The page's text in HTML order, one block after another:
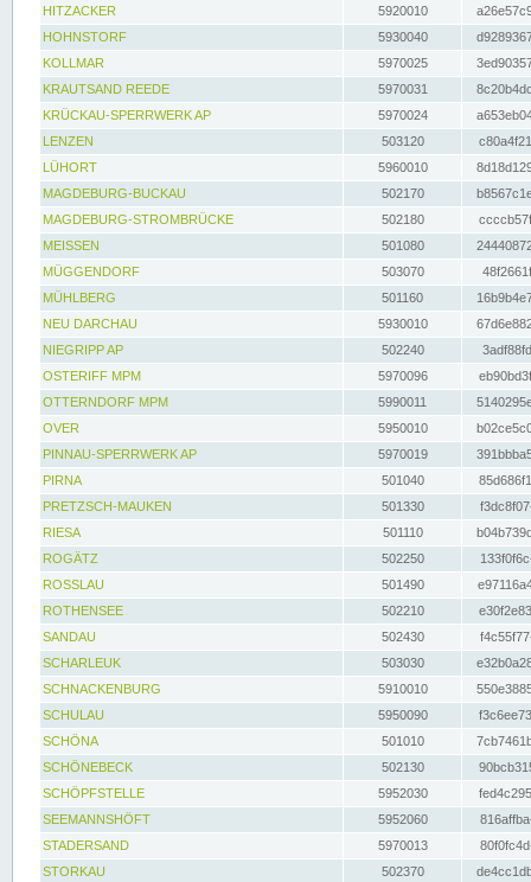
HITZACKER
5920010
HOHNSTORF
5930040
KOLLMAR
5970025
KRAUTSAND REEDE
5970031
KRÜCKAU-SPERRWERK AP
5970024
LENZEN
503120
LÜHORT
5960010
MAGDEBURG-BUCKAU
502170
MAGDEBURG-STROMBRÜCKE
502180
MEISSEN
501080
MÜGGENDORF
503070
MÜHLBERG
501160
NEU DARCHAU
5930010
NIEGRIPP AP
502240
OSTERIFF MPM
5970096
OTTERNDORF MPM
5990011
OVER
5950010
PINNAU-SPERRWERK AP
5970019
PIRNA
501040
PRETZSCH-MAUKEN
501330
RIESA
501110
ROGÄTZ
502250
ROSSLAU
501490
ROTHENSEE
502210
SANDAU
502430
SCHARLEUK
503030
SCHNACKENBURG
5910010
SCHULAU
5950090
SCHÖNA
501010
SCHÖNEBECK
502130
SCHÖPFSTELLE
5952030
SEEMANNSHÖFT
5952060
STADERSAND
5970013
STORKAU
502370